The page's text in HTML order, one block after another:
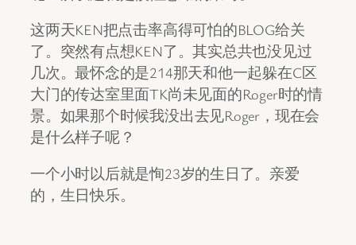
这两天KEN把点击率高得可怕的BLOG给关
了。突然有点想KEN了。其实总共也没见过
几次。最怀念的是214那天和他一起躲在C区
大门的传达室里面TK尚未见面的Roger时的情
景。如果那个时候我没出去见Roger，现在会
是什么样子呢？
一个小时以后就是恂23岁的生日了。亲爱
的，生日快乐。